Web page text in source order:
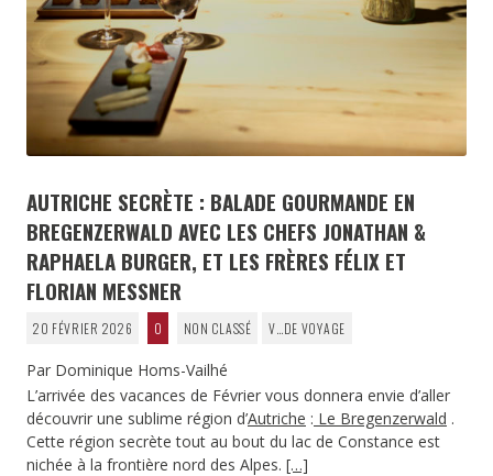
AUTRICHE SECRÈTE : BALADE GOURMANDE EN
BREGENZERWALD AVEC LES CHEFS JONATHAN &
RAPHAELA BURGER, ET LES FRÈRES FÉLIX ET
FLORIAN MESSNER
20 FÉVRIER 2026 0 NON CLASSÉ V…DE VOYAGE
Par Dominique Homs-Vailhé
L’arrivée des vacances de Février vous donnera envie d’aller
découvrir une sublime région d’Autriche : Le Bregenzerwald .
Cette région secrète tout au bout du lac de Constance est
nichée à la frontière nord des Alpes. […]